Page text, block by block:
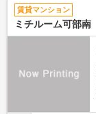
賃貸マンション
ミチルーム可部南